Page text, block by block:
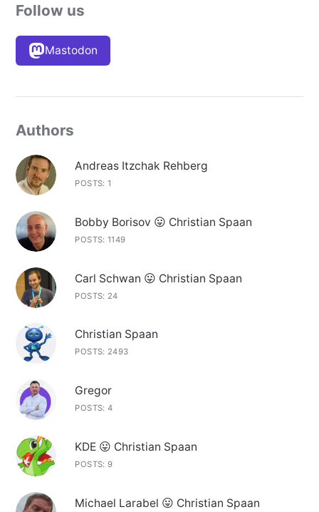
Follow us
Mastodon
Authors
Andreas Itzchak Rehberg
POSTS: 1
Bobby Borisov 😛 Christian Spaan
POSTS: 1149
Carl Schwan 😛 Christian Spaan
POSTS: 24
Christian Spaan
POSTS: 2493
Gregor
POSTS: 4
KDE 😛 Christian Spaan
POSTS: 9
Michael Larabel 😛 Christian Spaan